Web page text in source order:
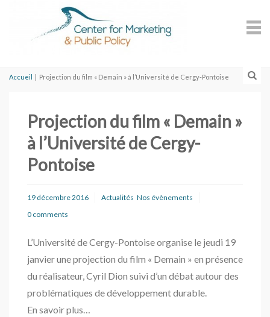
Accueil | Projection du film « Demain » à l’Université de Cergy-Pontoise
Projection du film « Demain »
à l’Université de Cergy-
Pontoise
19 décembre 2016 Actualités Nos évènements
0 comments
L’Université de Cergy-Pontoise organise le jeudi 19
janvier une projection du film « Demain » en présence
du réalisateur, Cyril Dion suivi d’un débat autour des
problématiques de développement durable.
En savoir plus…